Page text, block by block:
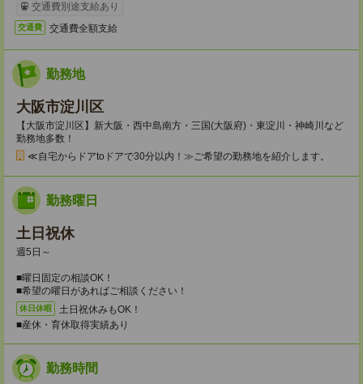
交通費別途支給あり
交通費 交通費全額支給
勤務地
大阪市淀川区
【大阪市淀川区】新大阪・西中島南方・三国(大阪府)・東淀川・神崎川など
勤務地多数！
≪自宅からドアtoドアで30分以内！≫ご希望の勤務地を紹介します。
勤務曜日
土日祝休
週5日～
■曜日固定の相談OK！
■希望の曜日があればご相談ください！
休日休暇
土日祝休みもOK！
■産休・育休取得実績あり
勤務時間